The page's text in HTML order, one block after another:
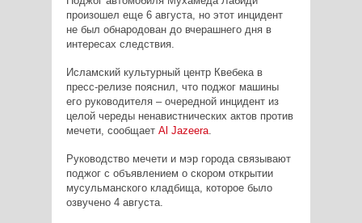
произошел еще 6 августа, но этот инцидент
не был обнародован до вчерашнего дня в
интересах следствия.
Исламский культурный центр Квебека в
пресс-релизе пояснил, что поджог машины
его руководителя – очередной инцидент из
целой череды ненавистнических актов против
мечети, сообщает Al Jazeera.
Руководство мечети и мэр города связывают
поджог с объявлением о скором открытии
мусульманского кладбища, которое было
озвучено 4 августа.